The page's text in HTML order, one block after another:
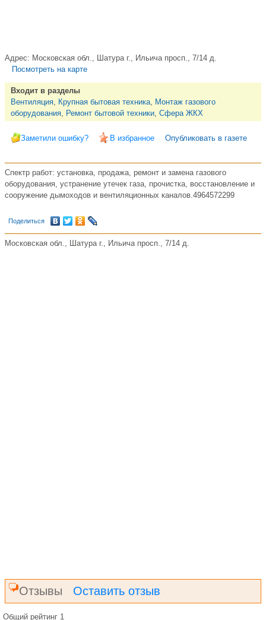
Адрес: Московская обл., Шатура г., Ильича просп., 7/14 д.
Посмотреть на карте
Входит в разделы
Вентиляция, Крупная бытовая техника, Монтаж газового
оборудования, Ремонт бытовой техники, Сфера ЖКХ
Заметили ошибку? В избранное Опубликовать в газете
Спектр работ: установка, продажа, ремонт и замена газового
оборудования, устранение утечек газа, прочистка, восстановление и
сооружение дымоходов и вентиляционных каналов.4964572299
Поделиться
Московская обл., Шатура г., Ильича просп., 7/14 д.
Отзывы Оставить отзыв
Общий рейтинг 1